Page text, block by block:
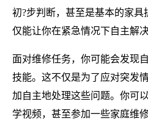
初?步判断，甚至是基本的家
仅能让你在紧急情况下自主解
面对维修任务，你可能会发现
技能。这不仅是为了应对突发
加自主地处理这些问题。你可
学视频，甚至参加一些家庭维